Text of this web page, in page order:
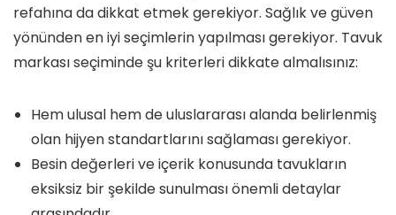
refahına da dikkat etmek gerekiyor. Sağlık ve güven
yönünden en iyi seçimlerin yapılması gerekiyor. Tavuk
markası seçiminde şu kriterleri dikkate almalısınız:
Hem ulusal hem de uluslararası alanda belirlenmiş
olan hijyen standartlarını sağlaması gerekiyor.
Besin değerleri ve içerik konusunda tavukların
eksiksiz bir şekilde sunulması önemli detaylar